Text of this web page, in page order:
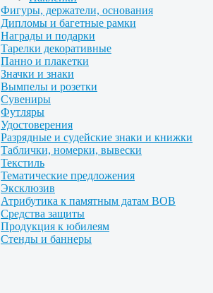
Фигуры, держатели, основания
Дипломы и багетные рамки
Награды и подарки
Тарелки декоративные
Панно и плакетки
Значки и знаки
Вымпелы и розетки
Сувениры
Футляры
Удостоверения
Разрядные и судейские знаки и книжки
Таблички, номерки, вывески
Текстиль
Тематические предложения
Эксклюзив
Атрибутика к памятным датам ВОВ
Средства защиты
Продукция к юбилеям
Стенды и баннеры